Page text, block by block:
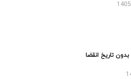
تاریخ انقضا